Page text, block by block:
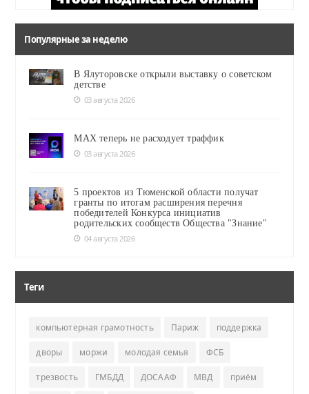
Популярные за неделю
В Ялуторовске открыли выставку о советском
детстве
03 августа 2026
MAX теперь не расходует траффик
03 августа 2026
5 проектов из Тюменской области получат
гранты по итогам расширения перечня
победителей Конкурса инициатив
родительских сообществ Общества "Знание"
04 августа 2026
Теги
компьютерная грамотность Париж поддержка
дворы моржи молодая семья ФСБ
трезвость ГМБДД ДОСААФ МВД приём